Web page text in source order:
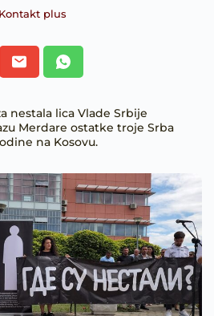
plus
nestala lica Vlade Srbije
Merdare ostatke troje Srba
na Kosovu.